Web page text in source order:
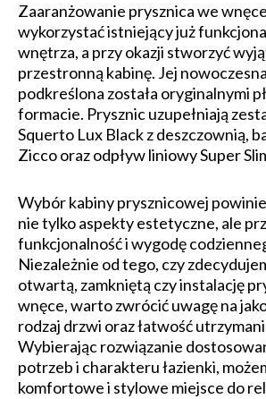
Zaaranżowanie prysznica we
wykorzystać istniejący już
wnętrza, a przy okazji stworzyć
przestronną kabinę. Jej
podkreślona została oryginalnymi
formacie. Prysznic uzupełniają
Squerto Lux Black z deszczownią,
Zicco oraz odpływ liniowy Super
Wybór kabiny prysznicowej
nie tylko aspekty estetyczne, ale
funkcjonalność i wygodę
Niezależnie od tego, czy
otwartą, zamkniętą czy instalację
wnęce, warto zwrócić uwagę na
rodzaj drzwi oraz łatwość
Wybierając rozwiązanie
potrzeb i charakteru łazienki,
komfortowe i stylowe miejsce do